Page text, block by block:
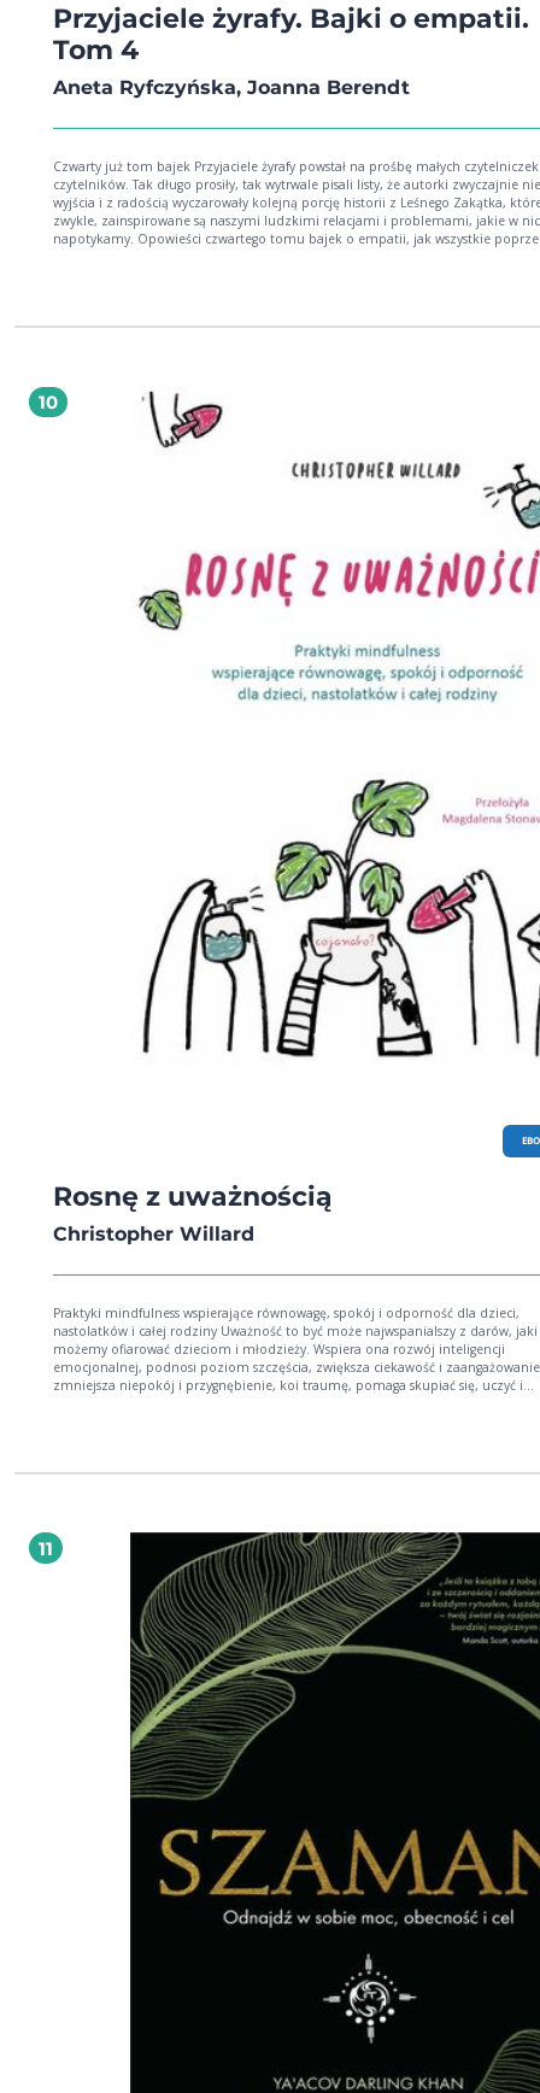
Przyjaciele żyrafy. Bajki o empatii.
Tom 4
Aneta Ryfczyńska, Joanna Berendt
Czwarty już tom bajek Przyjaciele żyrafy powstał na prośbę małych
czytelników. Tak długo prosiły, tak wytrwale pisali listy, że autorki zwyczajnie
wyjścia i z radością wyczarowały kolejną porcję historii z Leśnego Zakątka,
zwykle, zainspirowane są naszymi ludzkimi relacjami i problemami, jakie w
napotykamy. Opowieści czwartego tomu bajek o empatii, jak wszystkie poprzednie,
mówimy, zarówno my, jak i inni, wynika z potrzeb. Czy potrafimy je zobaczyć?
wzajemnym szacunku, akceptacji i empatii. Takie podejście pozwala odkryć
i wewnętrzne piękno w naszych dzieciach oraz w nas samych. Dlatego też w
nie ma rad. Ich miejsce zajęło zaciekawienie drugą osobą - jej emocjami i
są bardzo ważne, bo informują nas o potrzebach, o tym, co w danym
10
Rosnę z uważnością
Christopher Willard
Praktyki mindfulness wspierające równowagę, spokój i odporność dla dzieci,
nastolatków i całej rodziny Uważność to być może najwspanialszy z darów, jaki
możemy ofiarować dzieciom i młodzieży. Wspiera ona rozwój inteligencji
emocjonalnej, podnosi poziom szczęścia, zwiększa ciekawość i
zmniejsza niepokój i przygnębienie, koi traumę, pomaga skupiać się, uczyć i
przykładem uważnego życia i dzielić się umiejętnością, która daje dzieciom
dostosować do indywidualnych potrzeb dzieci i nastolatków. W tym
przewodniku znajdziesz sprawdzone wskazówki, jak: zachęcić dziecko do
praktykowania mindfulness za pomocą zabawy, ruchu, kreatywności i
korzystać z technologii i mediów społecznościowych w rozważny sposób dzielić się
wiedzą o uważności w domu, w szkole i w innych instytucjach budować podstawy
przez własną praktykę uważności Ziarna uważności można zasiać w każdej osobie, w
dowolnym momencie. W odpowiednich warunkach wykiełkują one i
pełne współczucia i bliskości. Rosnę z uważnością zaprasza w niesamowitą
która zmienia świat - dołączenia do ciągle rozwijającej się społeczności
którzy przywracają dzieciństwu i młodości zachwyt, ciekawość i przestrzeń na
11